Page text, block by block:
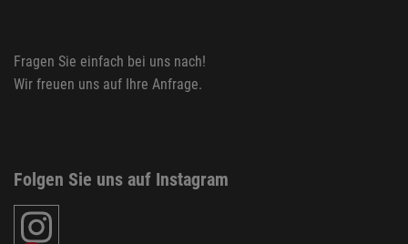
Fragen Sie einfach bei uns nach!
Wir freuen uns auf Ihre Anfrage.
Folgen Sie uns auf Instagram